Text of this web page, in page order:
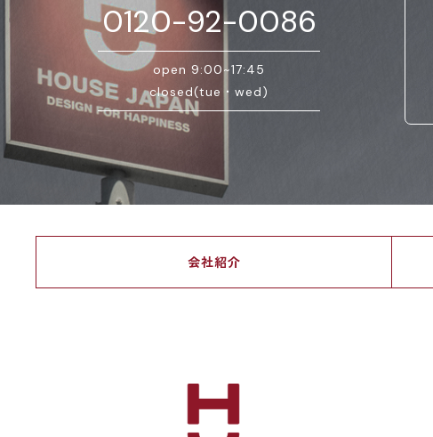
0120-92-0086
open 9:00~17:45
closed(tue・wed)
会社紹介